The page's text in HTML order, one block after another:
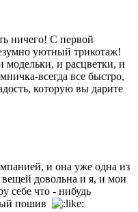
ничего! С первой
уютный трикотаж!
модельки, и расцветки, и
всегда все быстро,
которую вы дарите
и она уже одна из
вещей довольна и я, и мои
себе что - нибудь
пошив